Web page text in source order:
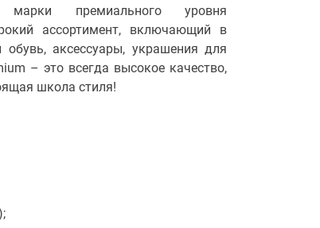
марки премиального уровня
ассортимент, включающий в
аксессуары, украшения для
– это всегда высокое качество,
школа стиля!